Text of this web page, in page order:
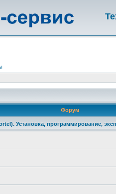
Форум
Установка, программирование,